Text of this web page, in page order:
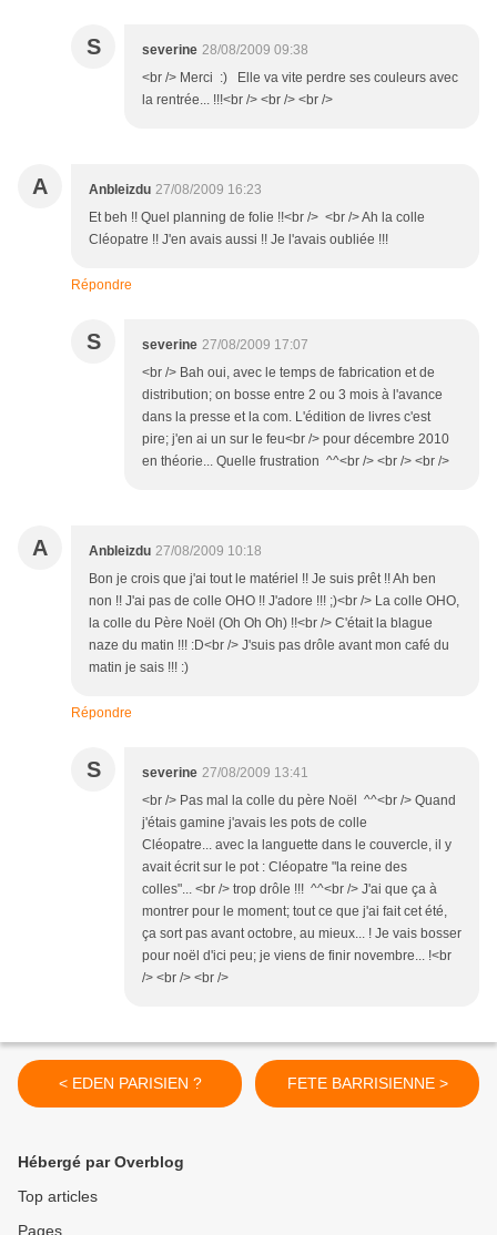
S severine 28/08/2009 09:38
<br /> Merci :) Elle va vite perdre ses couleurs avec
la rentrée... !!!<br /> <br /> <br />
A Anbleizdu 27/08/2009 16:23
Et beh !! Quel planning de folie !!<br /> <br /> Ah la colle
Cléopatre !! J'en avais aussi !! Je l'avais oubliée !!!
Répondre
S severine 27/08/2009 17:07
<br /> Bah oui, avec le temps de fabrication et de
distribution; on bosse entre 2 ou 3 mois à l'avance
dans la presse et la com. L'édition de livres c'est
pire; j'en ai un sur le feu<br /> pour décembre 2010
en théorie... Quelle frustration ^^<br /> <br /> <br />
A Anbleizdu 27/08/2009 10:18
Bon je crois que j'ai tout le matériel !! Je suis prêt !! Ah ben
non !! J'ai pas de colle OHO !! J'adore !!! ;)<br /> La colle OHO,
la colle du Père Noël (Oh Oh Oh) !!<br /> C'était la blague
naze du matin !!! :D<br /> J'suis pas drôle avant mon café du
matin je sais !!! :)
Répondre
S severine 27/08/2009 13:41
<br /> Pas mal la colle du père Noël ^^<br /> Quand
j'étais gamine j'avais les pots de colle
Cléopatre... avec la languette dans le couvercle, il y
avait écrit sur le pot : Cléopatre "la reine des
colles"... <br /> trop drôle !!! ^^<br /> J'ai que ça à
montrer pour le moment; tout ce que j'ai fait cet été,
ça sort pas avant octobre, au mieux... ! Je vais bosser
pour noël d'ici peu; je viens de finir novembre... !<br
/> <br /> <br />
< EDEN PARISIEN ? FETE BARRISIENNE >
Hébergé par Overblog
Top articles
Pages